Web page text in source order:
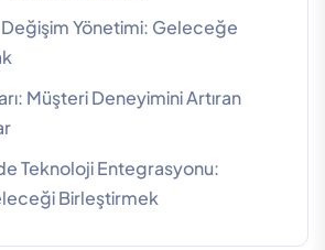
Yönetimi: Geleceğe
Müşteri Deneyimini Artıran
Teknoloji Entegrasyonu:
Birleştirmek